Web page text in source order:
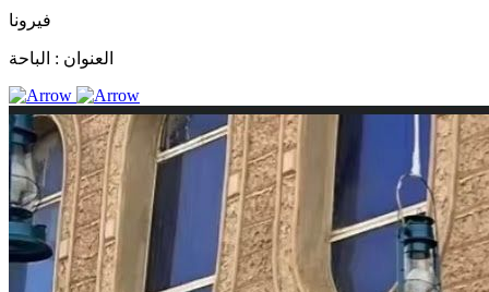
فيرونا
العنوان : الباحة